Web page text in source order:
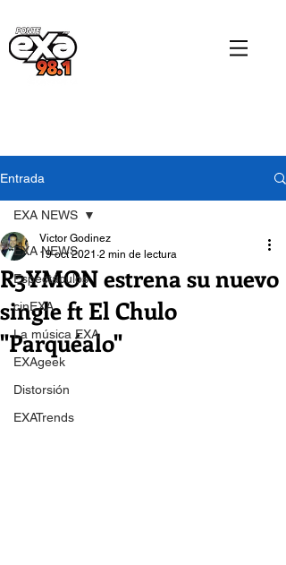
Entrada
EXA NEWS
Espectáculos
cinEXA
La música EXA
EXAgeek
Distorsión
EXATrends
EXA NEWS
R3YMON estrena su nuevo
single ft El Chulo
"Parquéalo"
Victor Godinez
19 oct 2021 2 min de lectura